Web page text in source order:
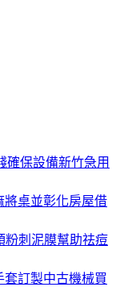
確保設備新竹急用
將桌並彰化房屋借
粉刺泥膜幫助祛痘
訂製中古機械買